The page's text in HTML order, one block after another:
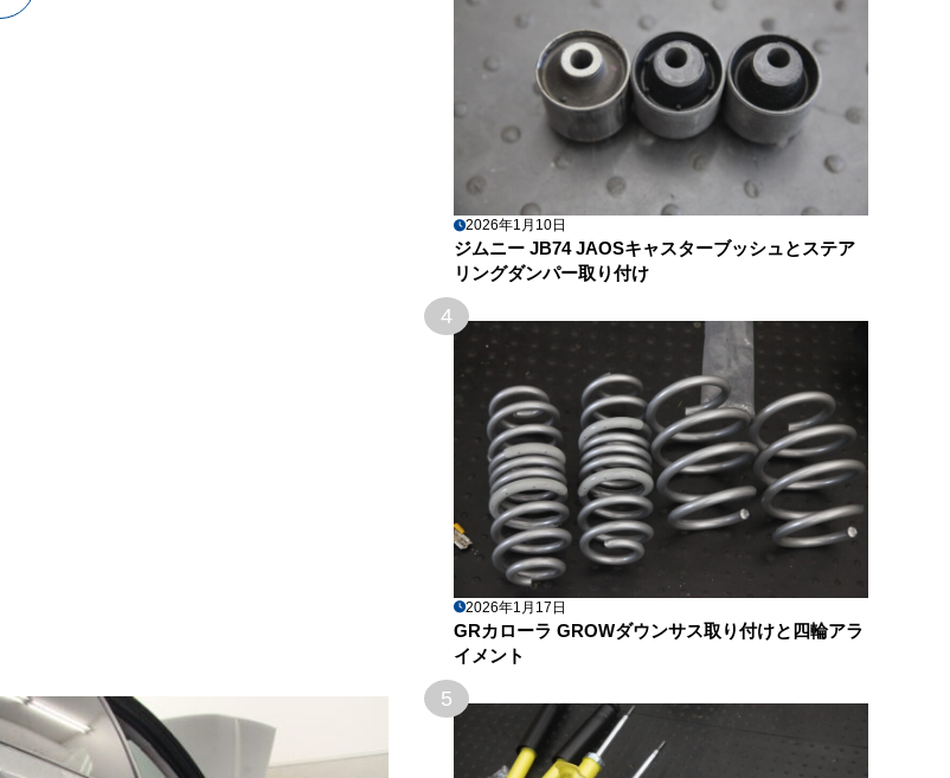
2026年1月10日
ジムニー JB74 JAOSキャスターブッシュとステア
リングダンパー取り付け
4
2026年1月17日
GRカローラ GROWダウンサス取り付けと四輪アラ
イメント
5